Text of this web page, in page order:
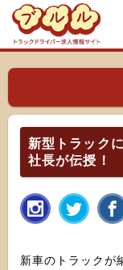
新型トラック
社長が伝授！
新車のトラックが